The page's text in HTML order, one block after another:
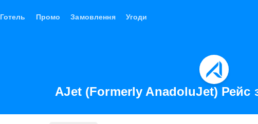
Готель Промо Замовлення Угоди
AJet (Formerly AnadoluJet)